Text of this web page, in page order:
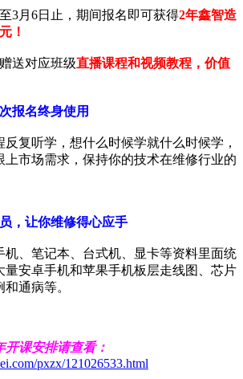
3月6日止，期间报名即可获得2年鑫智造
！
送对应班级直播课程和视频教程，价值
报名终身使用
复听学，想什么时候学就什么时候学，
上市场需求，保持你的技术在维修行业的
，让你维修得心应手
机、笔记本、台式机、显卡等资料里面统
量安卓手机和苹果手机板层走线图、芯片
通病等。
开课安排请查看：
pxzx/121026533.html